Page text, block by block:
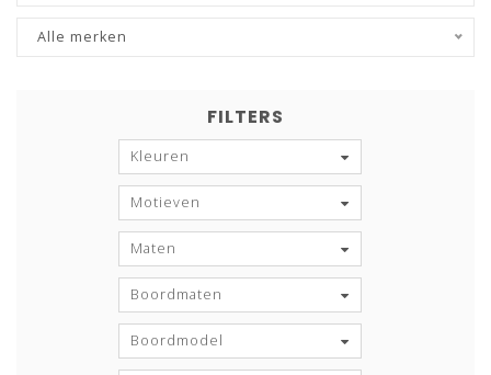
Alle merken
FILTERS
Kleuren
Motieven
Maten
Boordmaten
Boordmodel